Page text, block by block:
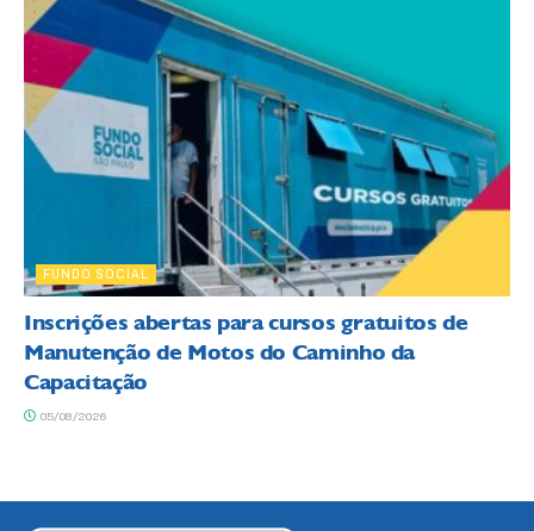
FUNDO SOCIAL
Inscrições abertas para cursos gratuitos de
Manutenção de Motos do Caminho da
Capacitação
05/08/2026